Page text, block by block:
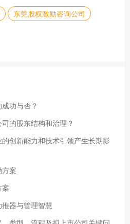
东莞股权激励咨询公司
功与否？
的股东结构和治理？
创新能力和技术引领产生长期影
案
器与管理智慧